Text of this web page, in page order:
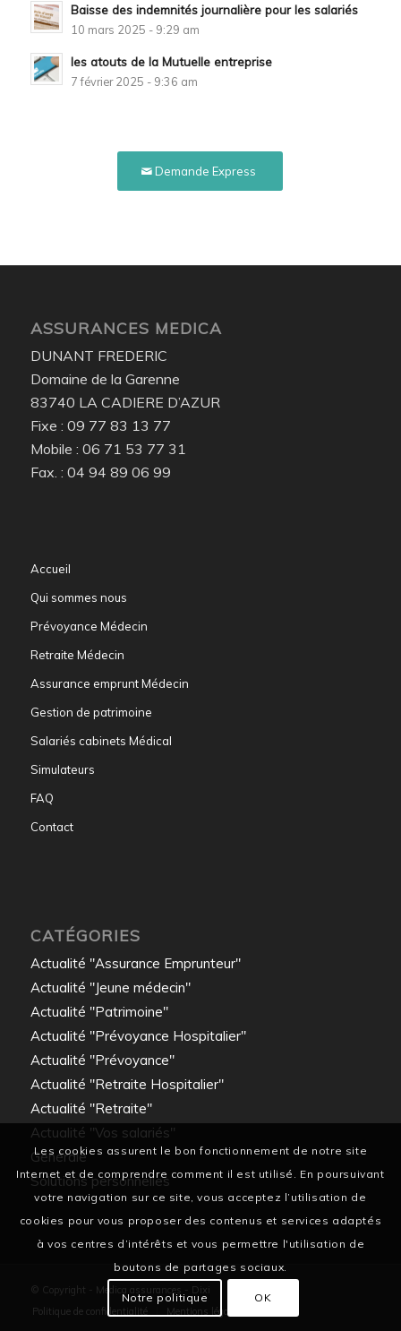
Baisse des indemnités journalière pour les salariés
10 mars 2025 - 9:29 am
les atouts de la Mutuelle entreprise
7 février 2025 - 9:36 am
Demande Express
ASSURANCES MEDICA
DUNANT FREDERIC
Domaine de la Garenne
83740 LA CADIERE D’AZUR
Fixe : 09 77 83 13 77
Mobile : 06 71 53 77 31
Fax. : 04 94 89 06 99
Accueil
Qui sommes nous
Prévoyance Médecin
Retraite Médecin
Assurance emprunt Médecin
Gestion de patrimoine
Salariés cabinets Médical
Simulateurs
FAQ
Contact
CATÉGORIES
Actualité "Assurance Emprunteur"
Actualité "Jeune médecin"
Actualité "Patrimoine"
Actualité "Prévoyance Hospitalier"
Actualité "Prévoyance"
Actualité "Retraite Hospitalier"
Actualité "Retraite"
Actualité "Vos salariés"
Générale
Solutions personnelles
© Copyright - Medica assurances -
Dixi
Politique de confidentialité
Mentions légales
Les cookies assurent le bon fonctionnement de notre site
Internet et de comprendre comment il est utilisé. En poursuivant
votre navigation sur ce site, vous acceptez l’utilisation de
cookies pour vous proposer des contenus et services adaptés
à vos centres d’intérêts et vous permettre l'utilisation de
boutons de partages sociaux.
Notre politique OK